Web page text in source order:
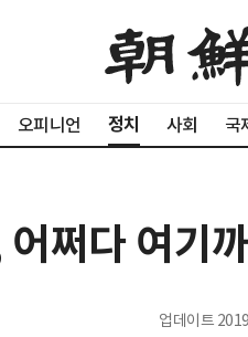
오피니언 정치 사회 국
쩌다 여기
업데이트